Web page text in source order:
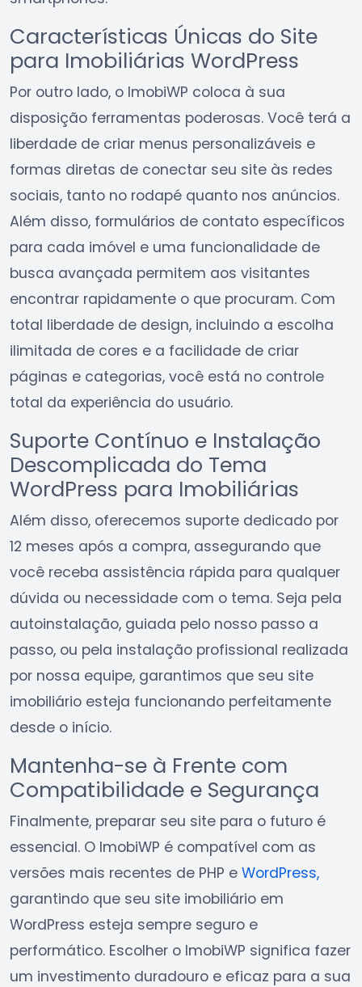
Características Únicas do Site
para Imobiliárias WordPress
Por outro lado, o ImobiWP coloca à sua
disposição ferramentas poderosas. Você terá a
liberdade de criar menus personalizáveis e
formas diretas de conectar seu site às redes
sociais, tanto no rodapé quanto nos anúncios.
Além disso, formulários de contato específicos
para cada imóvel e uma funcionalidade de
busca avançada permitem aos visitantes
encontrar rapidamente o que procuram. Com
total liberdade de design, incluindo a escolha
ilimitada de cores e a facilidade de criar
páginas e categorias, você está no controle
total da experiência do usuário.
Suporte Contínuo e Instalação
Descomplicada do Tema
WordPress para Imobiliárias
Além disso, oferecemos suporte dedicado por
12 meses após a compra, assegurando que
você receba assistência rápida para qualquer
dúvida ou necessidade com o tema. Seja pela
autoinstalação, guiada pelo nosso passo a
passo, ou pela instalação profissional realizada
por nossa equipe, garantimos que seu site
imobiliário esteja funcionando perfeitamente
desde o início.
Mantenha-se à Frente com
Compatibilidade e Segurança
Finalmente, preparar seu site para o futuro é
essencial. O ImobiWP é compatível com as
versões mais recentes de PHP e WordPress,
garantindo que seu site imobiliário em
WordPress esteja sempre seguro e
performático. Escolher o ImobiWP significa fazer
um investimento duradouro e eficaz para a sua